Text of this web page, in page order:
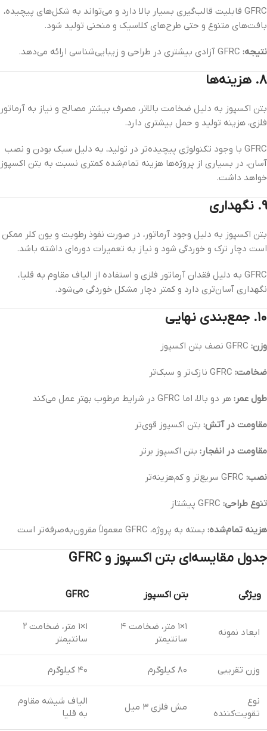
GFRC قابلیت قالب‌گیری بسیار بالا دارد و می‌تواند به شکل‌های پیچیده،
بافت‌های متنوع و حتی طرح‌های کلاسیک و منحنی تولید شود.
نتیجه:
۸. هزینه‌ها
بتن اکسپوز به دلیل ضخامت بالاتر، مصرف بیشتر مصالح و نیاز به آرماتور
فلزی، هزینه تولید و حمل بیشتری دارد.
GFRC با وجود تکنولوژی پیچیده‌تر در تولید، به دلیل سبک بودن و نصب
آسان، در بسیاری از پروژه‌ها هزینه تمام‌شده کمتری نسبت به بتن اکسپوز
خواهد داشت.
۹. نگهداری
بتن اکسپوز به دلیل وجود آرماتور، در صورت نفوذ رطوبت و یون کلر ممکن
است دچار ترک و خوردگی شود و نیاز به تعمیرات دوره‌ای داشته باشد.
GFRC به دلیل فقدان آرماتور فلزی و استفاده از الیاف مقاوم به قلیا،
نگهداری آسان‌تری دارد و کمتر دچار مشکل خوردگی می‌شود.
۱۰. جمع‌بندی نهایی
وزن:
ضخامت:
طول عمر: هر دو بالا، اما GFRC در شرایط مرطوب بهتر عمل می‌کند
مقاومت در آتش: بتن اکسپوز قوی‌تر
مقاومت در انفجار: بتن اکسپوز برتر
نصب:
تنوع طراحی:
هزینه تمام‌شده: بسته به پروژه، GFRC معمولاً مقرون‌به‌صرفه‌تر است
جدول مقایسه‌ای بتن اکسپوز و GFRC
ویژگی بتن اکسپوز GFRC
ابعاد نمونه
۱×۱ متر، ضخامت ۴
سانتیمتر
۱×۱ متر، ضخامت ۲
سانتیمتر
وزن تقریبی ۸۰ کیلوگرم ۴۰ کیلوگرم
نوع
تقویت‌کننده
مش فلزی ۳ میل
الیاف شیشه مقاوم
به قلیا